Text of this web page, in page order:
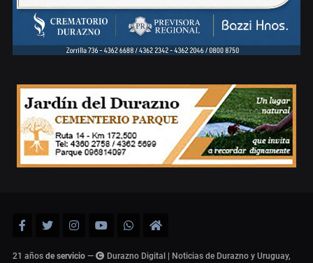
21 años de servicio — Durazno Digital | Noticias de Durazno y Uruguay,